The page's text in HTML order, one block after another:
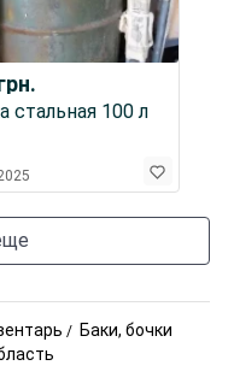
стальная 100 л
Баки, бочки